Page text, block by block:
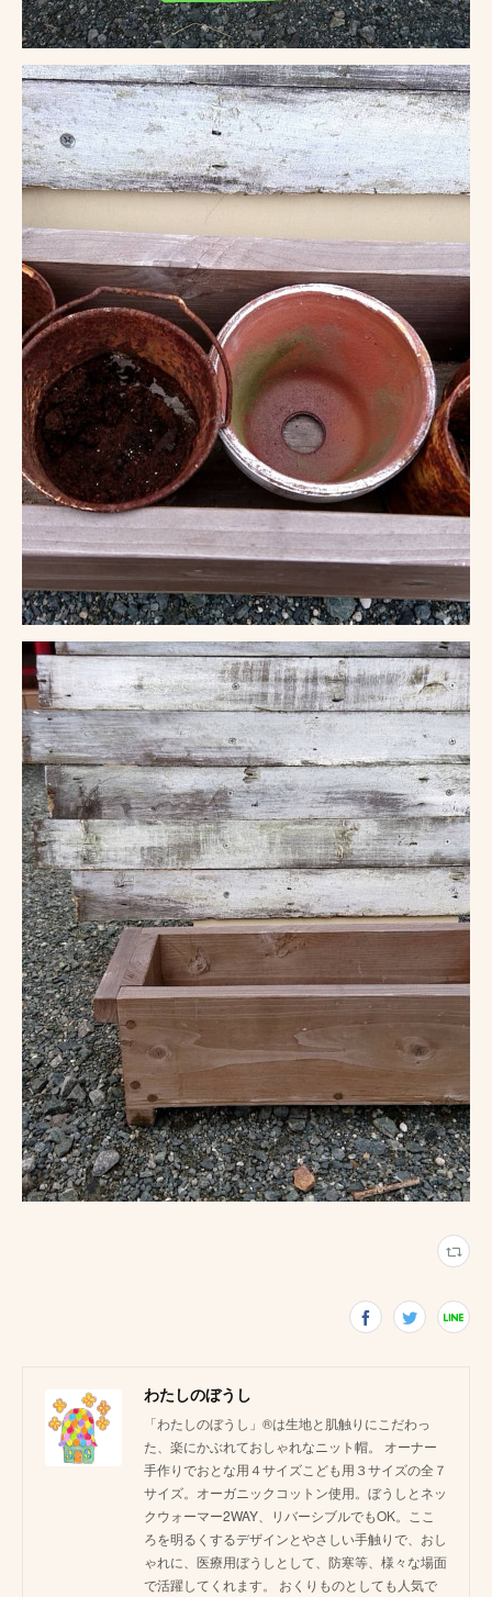
わたしのぼうし
「わたしのぼうし」®は生地と肌触りにこだわっ
た、楽にかぶれておしゃれなニット帽。 オーナー
手作りでおとな用４サイズこども用３サイズの全７
サイズ。オーガニックコットン使用。ぼうしとネッ
クウォーマー2WAY、リバーシブルでもOK。ここ
ろを明るくするデザインとやさしい手触りで、おし
ゃれに、医療用ぼうしとして、防寒等、様々な場面
で活躍してくれます。 おくりものとしても人気で